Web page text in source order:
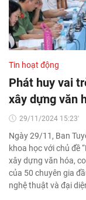
Tin hoạt động
Phát huy vai
xây dựng văn
29/11/2024 15:23'
Ngày 29/11, Ban
khoa học với chủ đề
xây dựng văn hóa,
của 50 chuyên gia
nghệ thuật và đại